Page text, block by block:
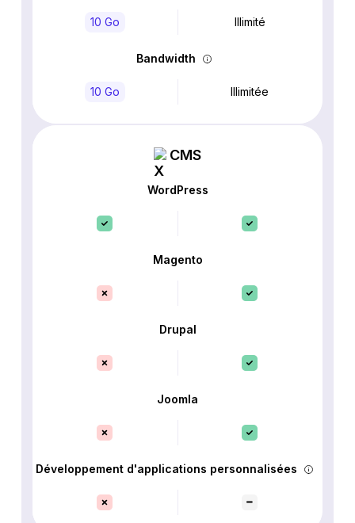
10 Go Illimité
Bandwidth
10 Go Illimitée
CMS
WordPress
Magento
Drupal
Joomla
Développement d'applications personnalisées